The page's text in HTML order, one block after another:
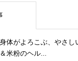
身体がよろこぶ、やさし
＆米粉のヘル...